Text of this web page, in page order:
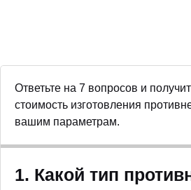
Ответьте на 7 вопросов и
стоимость изготовления
вашим параметрам.
1. Какой тип